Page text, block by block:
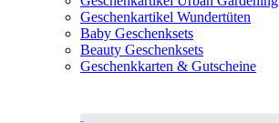
Geschenkartikel Wundertüten
Baby Geschenksets
Beauty Geschenksets
Geschenkkarten & Gutscheine